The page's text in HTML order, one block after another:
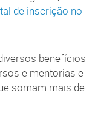
de inscrição no
benefícios
e mentorias e
somam mais de